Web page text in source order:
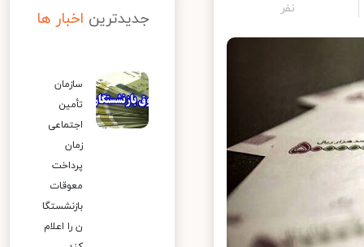
نفر
جدیدترین اخبار ها
سازمان
تأمین
اجتماعی
زمان
پرداخت
معوقات
بازنشستگا
ن را اعلام